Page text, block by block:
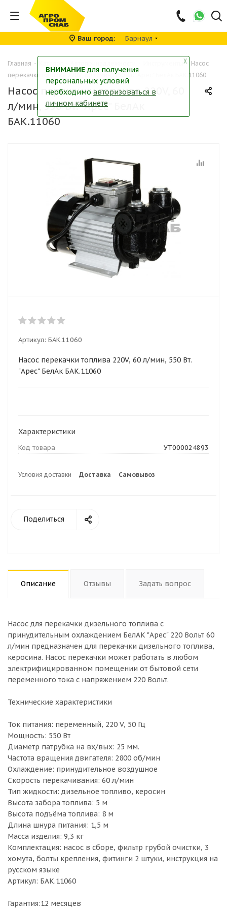
Ваш город Барнаул
Главная - - Насос
перекачки топлива 220V, 60 л/мин, 550 Вт. "Арес" БелАк БАК.11060
Насос перекачки топлива 220V, 60
л/мин, 550 Вт. "Арес" БелАк
БАК.11060
Артикул: БАК.11060
Насос перекачки топлива 220V, 60 л/мин, 550 Вт.
"Арес" БелАк БАК.11060
Характеристики
Код товара УТ000024893
Условия доставки Доставка Самовывоз
Поделиться
Описание Отзывы Задать вопрос
Насос для перекачки дизельного топлива с
принудительным охлаждением БелАК "Арес" 220 Вольт 60
л/мин предназначен для перекачки дизельного топлива,
керосина. Насос перекачки может работать в любом
электрифицированном помещении от бытовой сети
переменного тока с напряжением 220 Вольт.
Технические характеристики
Ток питания: переменный, 220 V, 50 Гц
Мощность: 550 Вт
Диаметр патрубка на вх/вых: 25 мм.
Частота вращения двигателя: 2800 об/мин
Охлаждение: принудительное воздушное
Скорость перекачивания: 60 л/мин
Тип жидкости: дизельное топливо, керосин
Высота забора топлива: 5 м
Высота подъёма топлива: 8 м
Длина шнура питания: 1,5 м
Масса изделия: 9,3 кг
Комплектация: насос в сборе, фильтр грубой очистки, 3
хомута, болты крепления, фитинги 2 штуки, инструкция на
русском языке
Артикул: БАК.11060
Гарантия:12 месяцев
╳
ВНИМАНИЕ для получения
персональных условий
необходимо авторизоваться в
личном кабинете